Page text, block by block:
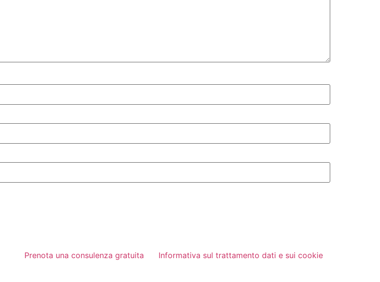
Prenota una consulenza gratuita Informativa sul trattamento dati e sui cookie